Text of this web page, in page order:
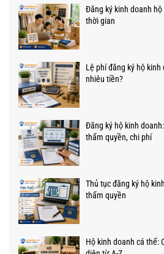
Đăng ký kinh doanh
thời gian
Lệ phí đăng ký hộ
nhiêu tiền?
Đăng ký hộ kinh
thẩm quyền, chi phí
Thủ tục đăng ký hộ
thẩm quyền
Hộ kinh doanh cá thể: